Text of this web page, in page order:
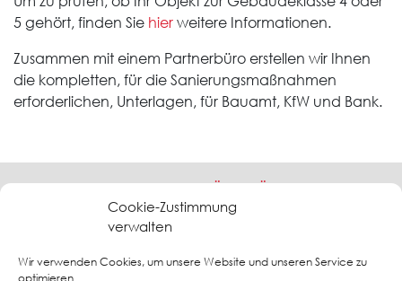
Cookie-Zustimmung
verwalten
Wir verwenden Cookies, um unsere Website und unseren Service zu
optimieren.
5 gehört, finden Sie hier weitere Informationen.
Zusammen mit einem Partnerbüro erstellen wir Ihnen
die kompletten, für die Sanierungsmaßnahmen
erforderlichen, Unterlagen, für Bauamt, KfW und Bank.
RANDOLF HERGENHAN - BÜRO FÜR ARCHITEKTUR
UND BRANDSCHUTZ
Barkauer Str. 56 - 58 - 24145 Kiel - Tel: 0431 - 2 00 58-
30 - www.brandschutz-kiel.de